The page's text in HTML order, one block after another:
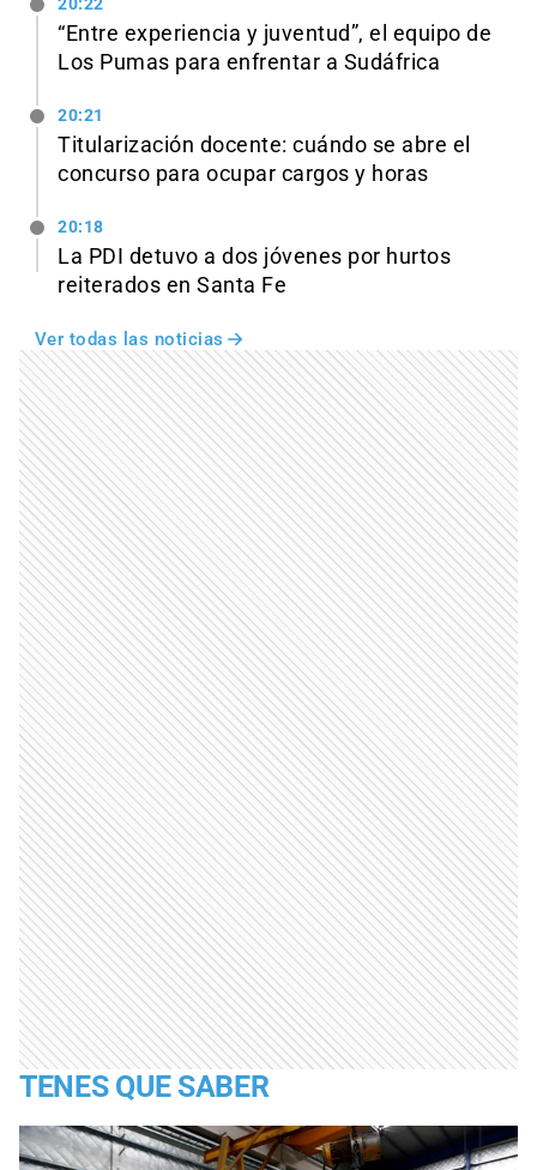
20:22
“Entre experiencia y juventud”, el equipo de
Los Pumas para enfrentar a Sudáfrica
20:21
Titularización docente: cuándo se abre el
concurso para ocupar cargos y horas
20:18
La PDI detuvo a dos jóvenes por hurtos
reiterados en Santa Fe
Ver todas las noticias
TENES QUE SABER